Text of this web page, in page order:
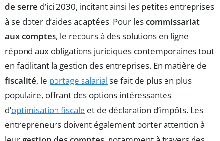
de serre d’ici 2030, incitant ainsi les petites entreprises
à se doter d’aides adaptées. Pour lescommissariat
aux comptes, le recours à des solutions en ligne
répond aux obligations juridiques contemporaines tout
en facilitant la gestion des entreprises. En matière de
fiscalité, le portage salarial se fait de plus en plus
populaire, offrant des options intéressantes
d’optimisation fiscale et de déclaration d’impôts. Les
entrepreneurs doivent également porter attention à